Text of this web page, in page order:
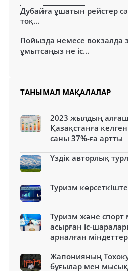
Дубайға ұшатын рейстер
тоқ...
Пойызда немесе вокзалда
ұмытсаңыз не іс...
ТАНЫМАЛ МАҚАЛАЛАР
2023 жылдың
Қазақстанға
саны 37%-ға артты
Үздік авторлық
Туризм
Туризм және спорт
асырған іс-
арналған
Жапонияның
бұғылар мен